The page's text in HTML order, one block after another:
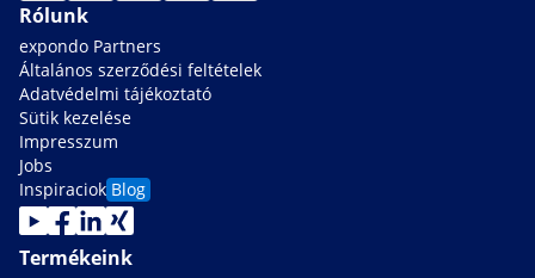
Rólunk
expondo Partners
Általános szerződési feltételek
Adatvédelmi tájékoztató
Sütik kezelése
Impresszum
Jobs
Inspiraciok Blog
Termékeink